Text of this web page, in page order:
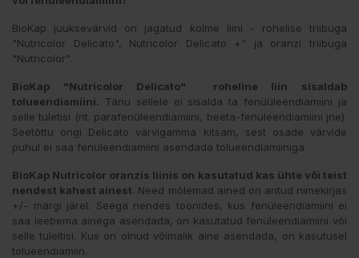
BioKap juuksevärvid on jagatud kolme liini - rohelise triibuga
"Nutricolor Delicato", Nutricolor Delicato +" ja oranzi triibuga
"Nutricolor".
BioKap "Nutricolor Delicato" roheline liin sisaldab
tolueendiamiini. Tänu sellele ei sisalda ta fenüüleendiamiini ja
selle tuletisi (nt. parafenüleendiamiini, beeta-fenüleendiamiini jne).
Seetõttu ongi Delicato värvigamma kitsam, sest osade värvide
puhul ei saa fenüleendiamiini asendada tolueendiamiiniga.
BioKap Nutricolor oranzis liinis on kasutatud kas ühte või teist
nendest kahest ainest. Need mõlemad ained on antud nimekirjas
+/- märgi järel. Seega nendes toonides, kus fenüleendiamiini ei
saa leebema ainega asendada, on kasutatud fenüleendiamiini või
selle tuleitisi. Kus on olnud võimalik aine asendada, on kasutusel
tolueendiamiin.